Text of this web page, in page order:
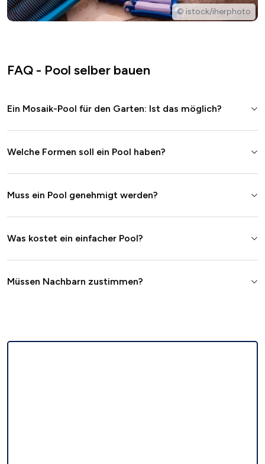
© istock/iherphoto
FAQ - Pool selber bauen
Ein Mosaik-Pool für den Garten: Ist das möglich?
Welche Formen soll ein Pool haben?
Muss ein Pool genehmigt werden?
Was kostet ein einfacher Pool?
Müssen Nachbarn zustimmen?